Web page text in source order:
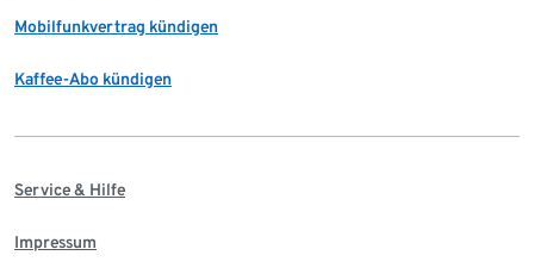
Mobilfunkvertrag kündigen
Kaffee-Abo kündigen
Service & Hilfe
Impressum